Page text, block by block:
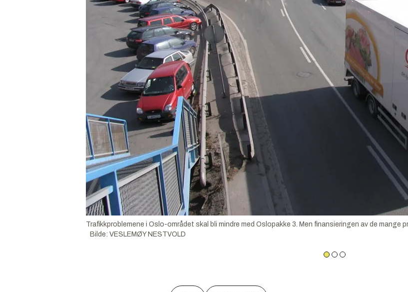
Trafikkproblemene i Oslo-området skal bli mindre med Oslopakke 3. Men finansieringen av de mange
Bilde: VESLEMØY NESTVOLD